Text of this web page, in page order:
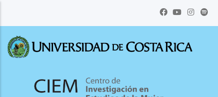
principal